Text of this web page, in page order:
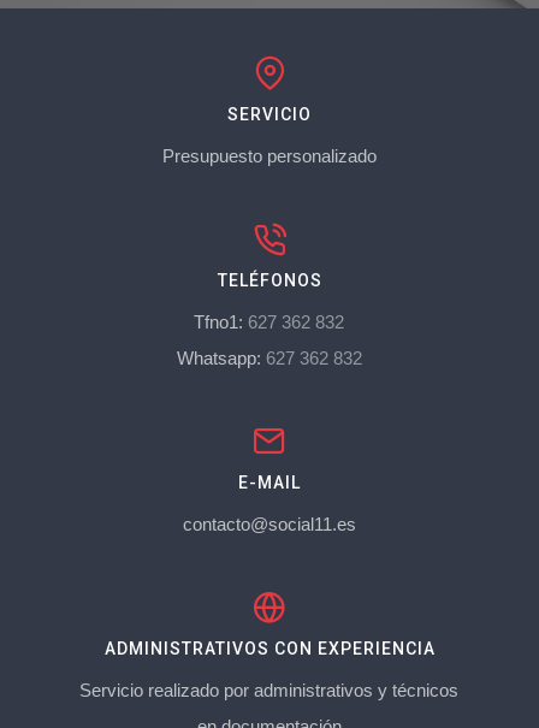
SERVICIO
Presupuesto personalizado
TELÉFONOS
Tfno1: 627 362 832
Whatsapp: 627 362 832
E-MAIL
contacto@social11.es
ADMINISTRATIVOS CON EXPERIENCIA
Servicio realizado por administrativos y técnicos